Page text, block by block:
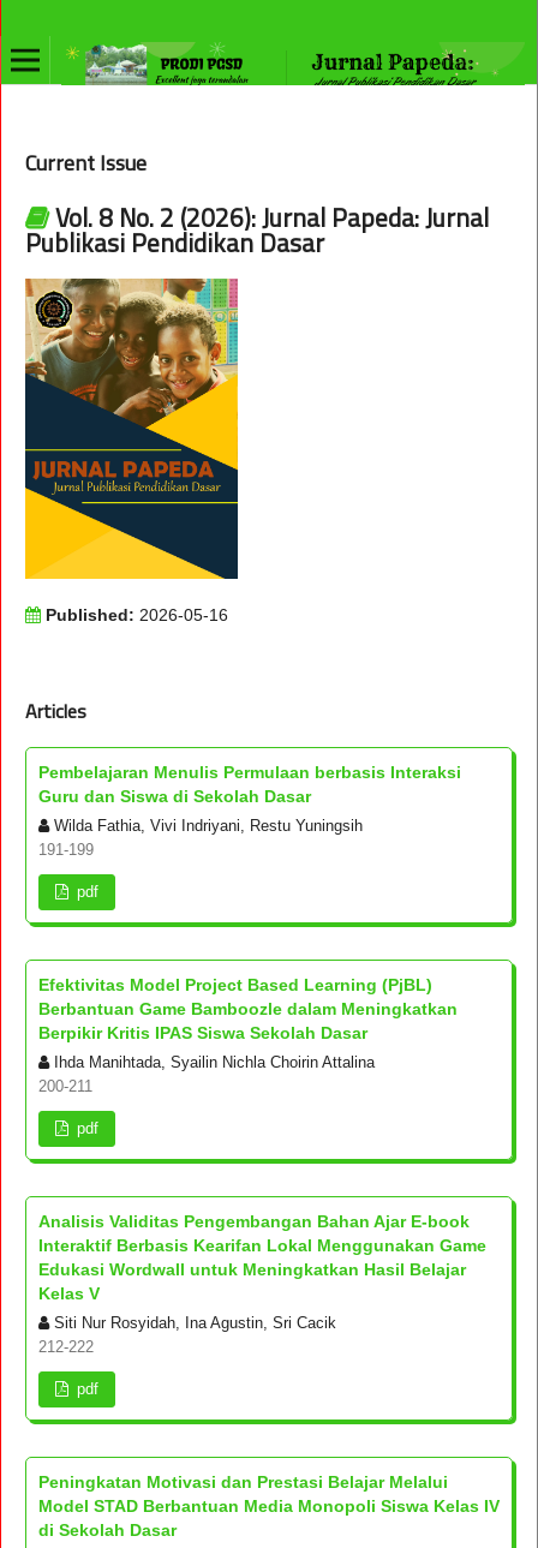
Current Issue
Vol. 8 No. 2 (2026): Jurnal Papeda: Jurnal
Publikasi Pendidikan Dasar
Published: 2026-05-16
Articles
Pembelajaran Menulis Permulaan berbasis Interaksi
Guru dan Siswa di Sekolah Dasar
Wilda Fathia, Vivi Indriyani, Restu Yuningsih
191-199
pdf
Efektivitas Model Project Based Learning (PjBL)
Berbantuan Game Bamboozle dalam Meningkatkan
Berpikir Kritis IPAS Siswa Sekolah Dasar
Ihda Manihtada, Syailin Nichla Choirin Attalina
200-211
pdf
Analisis Validitas Pengembangan Bahan Ajar E-book
Interaktif Berbasis Kearifan Lokal Menggunakan Game
Edukasi Wordwall untuk Meningkatkan Hasil Belajar
Kelas V
Siti Nur Rosyidah, Ina Agustin, Sri Cacik
212-222
pdf
Peningkatan Motivasi dan Prestasi Belajar Melalui
Model STAD Berbantuan Media Monopoli Siswa Kelas IV
di Sekolah Dasar